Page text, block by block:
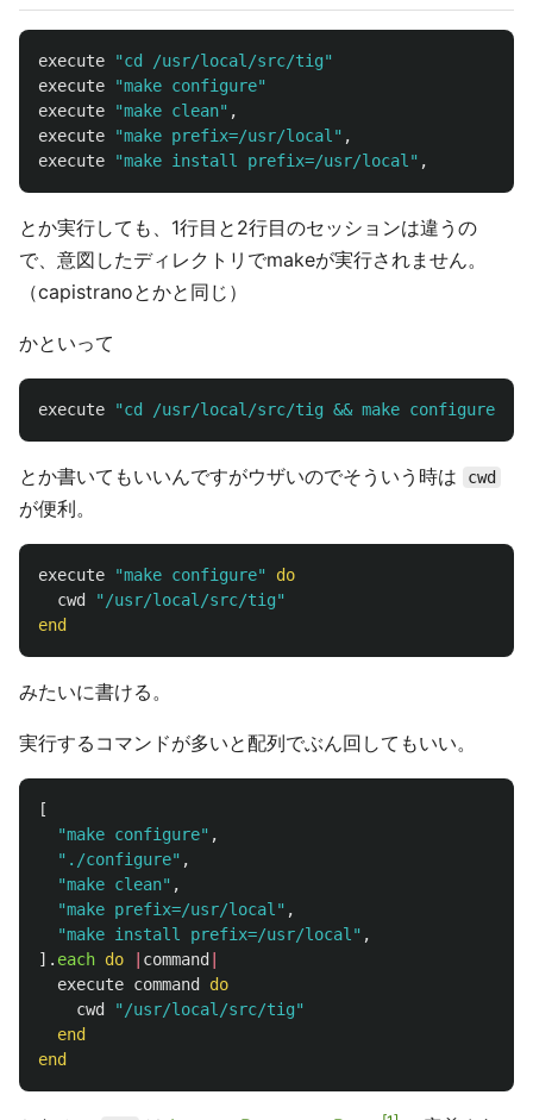
execute
"cd /usr/local/src/tig"
execute
"make configure"
execute
"make clean" ,
execute
"make prefix=/usr/local" ,
execute
"make install prefix=/usr/local" ,
とか実行しても、1行目と2行目のセッションは違うの
で、意図したディレクトリでmakeが実行されません。
（capistranoとかと同じ）
かといって
execute "cd /usr/local/src/tig && make configure"
とか書いてもいいんですがウザいのでそういう時は cwd
が便利。
execute "make configure"
do
cwd
"/usr/local/src/tig"
end
みたいに書ける。
実行するコマンドが多いと配列でぶん回してもいい。
[
"make configure" ,
"./configure" ,
"make clean" ,
"make prefix=/usr/local" ,
"make install prefix=/usr/local" ,
]. each do command
execute command
do
cwd
"/usr/local/src/tig"
end
end